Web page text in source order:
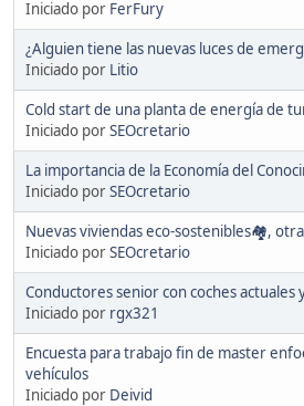
Iniciado por FerFury
¿Alguien tiene las nuevas luces de
Iniciado por Litio
Cold start de una planta de energía de
Iniciado porSEOcretario
La importancia de la Economía del
Iniciado porSEOcretario
Nuevas viviendas eco-sostenibles🏘️,
Iniciado porSEOcretario
Conductores senior con coches actuales
Iniciado por rgx321
Encuesta para trabajo fin de master
vehículos
Iniciado por Deivid